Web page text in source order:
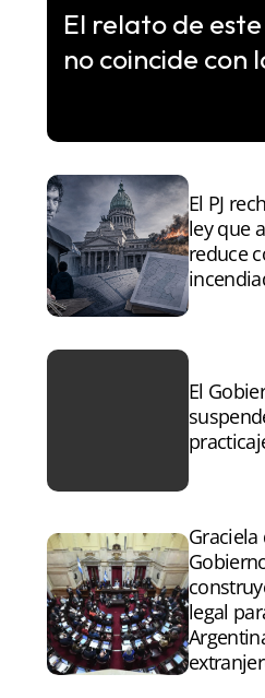
El relato de
no coincide con
El PJ
ley que
reduce
El
Graciela
legal